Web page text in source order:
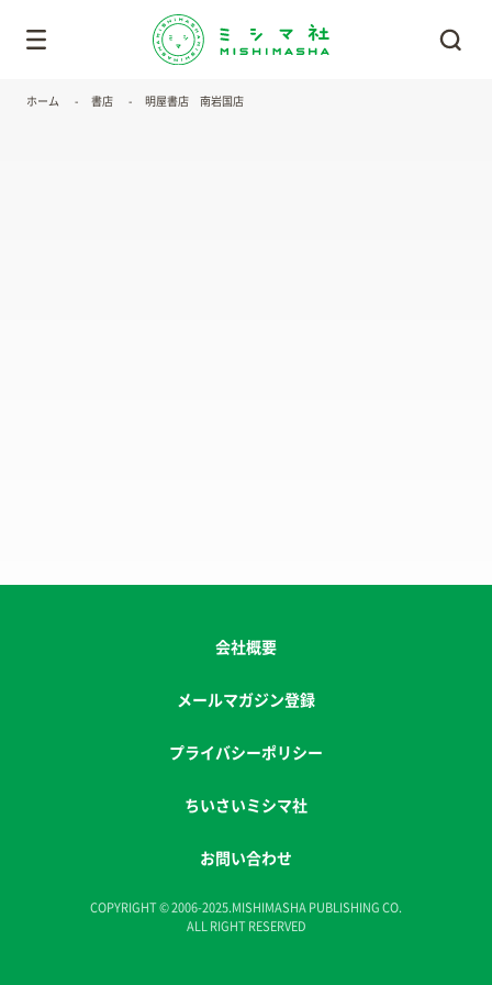
ホーム 書店 明屋書店 南岩国店
会社概要
メールマガジン登録
プライバシーポリシー
ちいさいミシマ社
お問い合わせ
COPYRIGHT © 2006-2025.MISHIMASHA PUBLISHING CO.
ALL RIGHT RESERVED